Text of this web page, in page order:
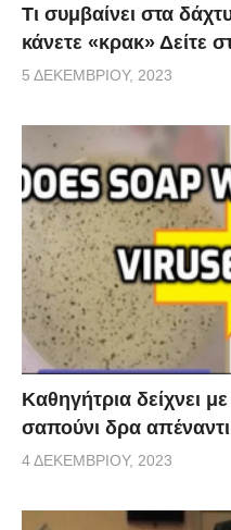
Τι συμβαίνει στα
κάνετε «κρακ» Δείτε
5 ΔΕΚΕΜΒΡΊΟΥ, 2023
Καθηγήτρια δείχνει
σαπούνι δρα απέναντι
4 ΔΕΚΕΜΒΡΊΟΥ, 2023